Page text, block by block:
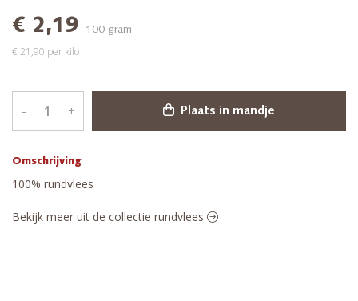
Omschrijving
100% rundvlees
€ 2,19 100 gram
€ 21,90 per kilo
– + Plaats in mandje
Bekijk meer uit de collectie rundvlees